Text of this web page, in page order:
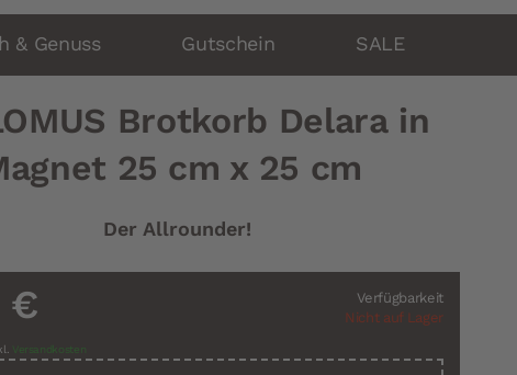
& Genuss Gutschein SALE
Brotkorb Delara in
25 cm x 25 cm
Der Allrounder!
Verfügbarkeit
Nicht auf Lager
€
Versandkosten